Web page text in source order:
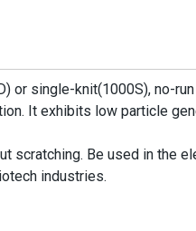
or single-knit(1000S), no-
It exhibits low particle
scratching. Be used in the
industries.